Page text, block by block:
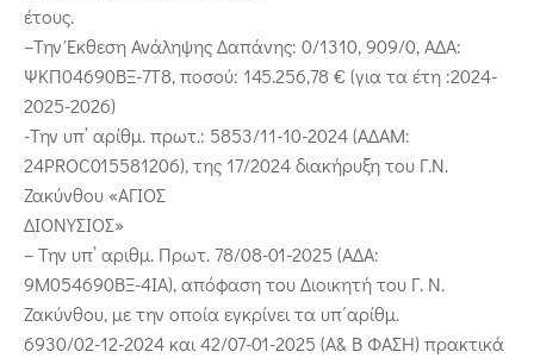
έτους.
–Την Έκθεση Ανάληψης Δαπάνης: 0/1310, 909/0, ΑΔΑ:
ΨΚΠ04690ΒΞ-7Τ8, ποσού: 145.256,78 € (για τα έτη :2024-
2025-2026)
-Την υπ’ αρίθμ. πρωτ.: 5853/11-10-2024 (ΑΔΑΜ:
24PROC015581206), της 17/2024 διακήρυξη του Γ.Ν.
Ζακύνθου «ΑΓΙΟΣ
ΔΙΟΝΥΣΙΟΣ»
– Την υπ’ αριθμ. Πρωτ. 78/08-01-2025 (ΑΔΑ:
9Μ054690ΒΞ-4ΙΑ), απόφαση του Διοικητή του Γ. Ν.
Ζακύνθου, με την οποία εγκρίνει τα υπ΄αρίθμ.
6930/02-12-2024 και 42/07-01-2025 (Α& Β ΦΑΣΗ) πρακτικά